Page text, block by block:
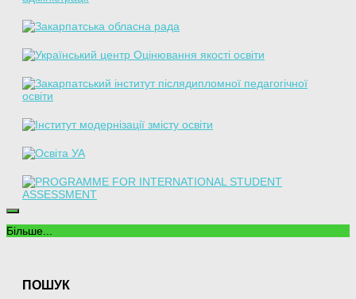
Більше...
ПОШУК